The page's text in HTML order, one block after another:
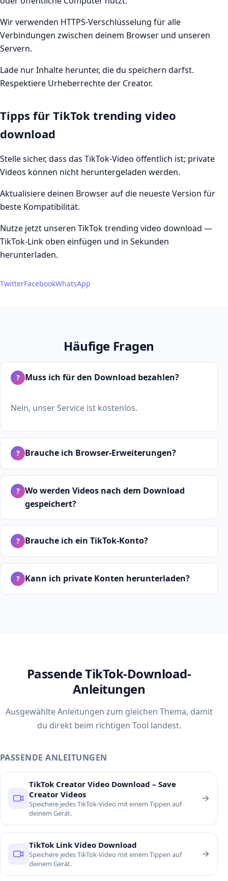
Wir verwenden HTTPS-Verschlüsselung für alle
Verbindungen zwischen deinem Browser und unseren
Servern.
Lade nur Inhalte herunter, die du speichern darfst.
Respektiere Urheberrechte der Creator.
Tipps für TikTok trending video
download
Stelle sicher, dass das TikTok-Video öffentlich ist; private
Videos können nicht heruntergeladen werden.
Aktualisiere deinen Browser auf die neueste Version für
beste Kompatibilität.
Nutze jetzt unseren TikTok trending video download —
TikTok-Link oben einfügen und in Sekunden
herunterladen.
TwitterFacebookWhatsApp
Häufige Fragen
? Muss ich für den Download bezahlen?
Nein, unser Service ist kostenlos.
? Brauche ich Browser-Erweiterungen?
? Wo werden Videos nach dem Download
gespeichert?
? Brauche ich ein TikTok-Konto?
? Kann ich private Konten herunterladen?
Passende TikTok-Download-
Anleitungen
Ausgewählte Anleitungen zum gleichen Thema, damit
du direkt beim richtigen Tool landest.
PASSENDE ANLEITUNGEN
TikTok Creator Video Download – Save
Creator Videos
Speichere jedes TikTok-Video mit einem Tippen auf
deinem Gerät.
TikTok Link Video Download
Speichere jedes TikTok-Video mit einem Tippen auf
deinem Gerät.